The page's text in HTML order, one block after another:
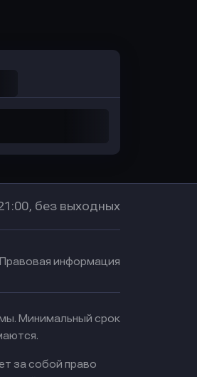
без выходных
Правовая информация
Минимальный срок
за собой право